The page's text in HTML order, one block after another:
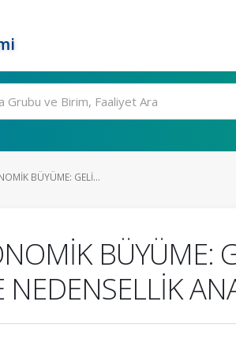
BÜYÜME: GELİ...
BÜYÜME:
NEDENSELLİK